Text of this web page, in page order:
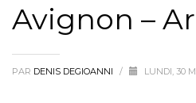
Avignon –
PAR DENIS DEGIOANNI / LUNDI, 30